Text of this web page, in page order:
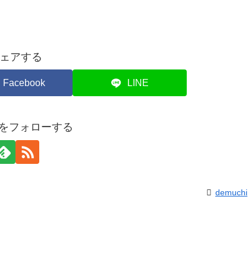
アする
Facebook LINE
フォローする
demuchi